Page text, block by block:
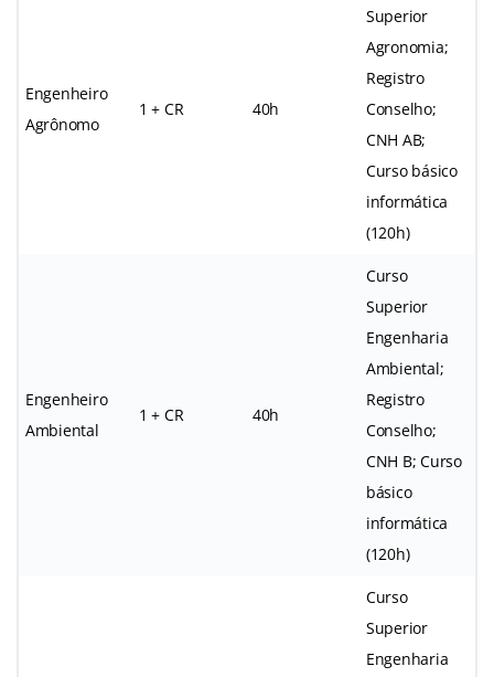
Engenheiro
Agrônomo
1 + CR 40h
Superior
Agronomia;
Registro
Conselho;
CNH AB;
Curso básico
informática
(120h)
Engenheiro
Ambiental
1 + CR 40h
Curso
Superior
Engenharia
Ambiental;
Registro
Conselho;
CNH B; Curso
básico
informática
(120h)
Curso
Superior
Engenharia